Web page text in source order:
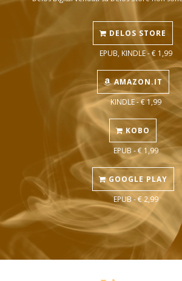
DELOS STORE
EPUB, KINDLE - € 1,99
AMAZON.IT
KINDLE - € 1,99
KOBO
EPUB - € 1,99
GOOGLE PLAY
EPUB - € 2,99